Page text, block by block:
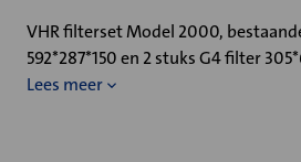
VHR filterset Model 2000,
592*287*150 en 2 stuks G4 filter
Lees meer